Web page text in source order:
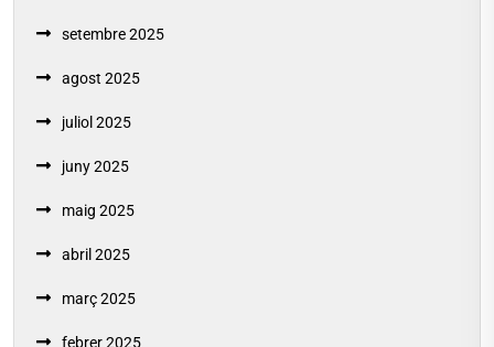
setembre 2025
agost 2025
juliol 2025
juny 2025
maig 2025
abril 2025
març 2025
febrer 2025